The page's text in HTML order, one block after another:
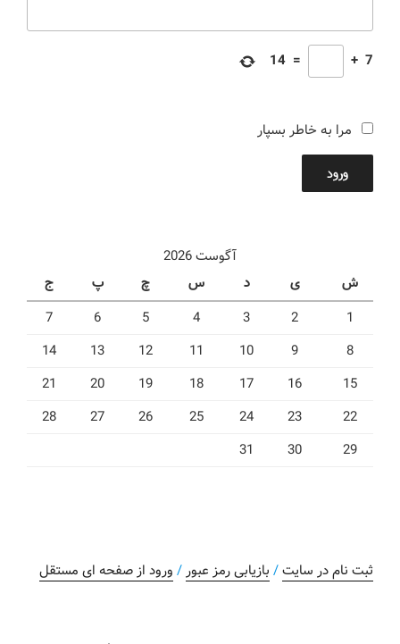
7
+
=
14
مرا به خاطر بسپار
ورود
آگوست 2026
ش
ی د س چ پ
ج
1
2
3
4
5
6
7
8
9
10
11
12
13
14
15
16
17
18
19
20
21
22
23
24
25
26
27
28
29
30
31
ثبت نام در سایت/ بازیابی رمز عبور / ورود از صفحه ای مستقل